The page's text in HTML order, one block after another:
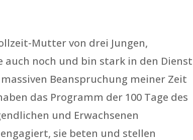
Mutter von drei Jungen,
noch und bin stark in den Dienst
Beanspruchung meiner Zeit
das Programm der 100 Tage des
und Erwachsenen
sie beten und stellen